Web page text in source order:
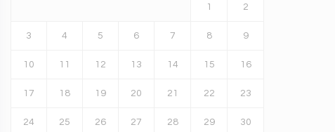
1 2
3 4 5 6 7 8 9
10 11 12 13 14 15 16
17 18 19 20 21 22 23
24 25 26 27 28 29 30